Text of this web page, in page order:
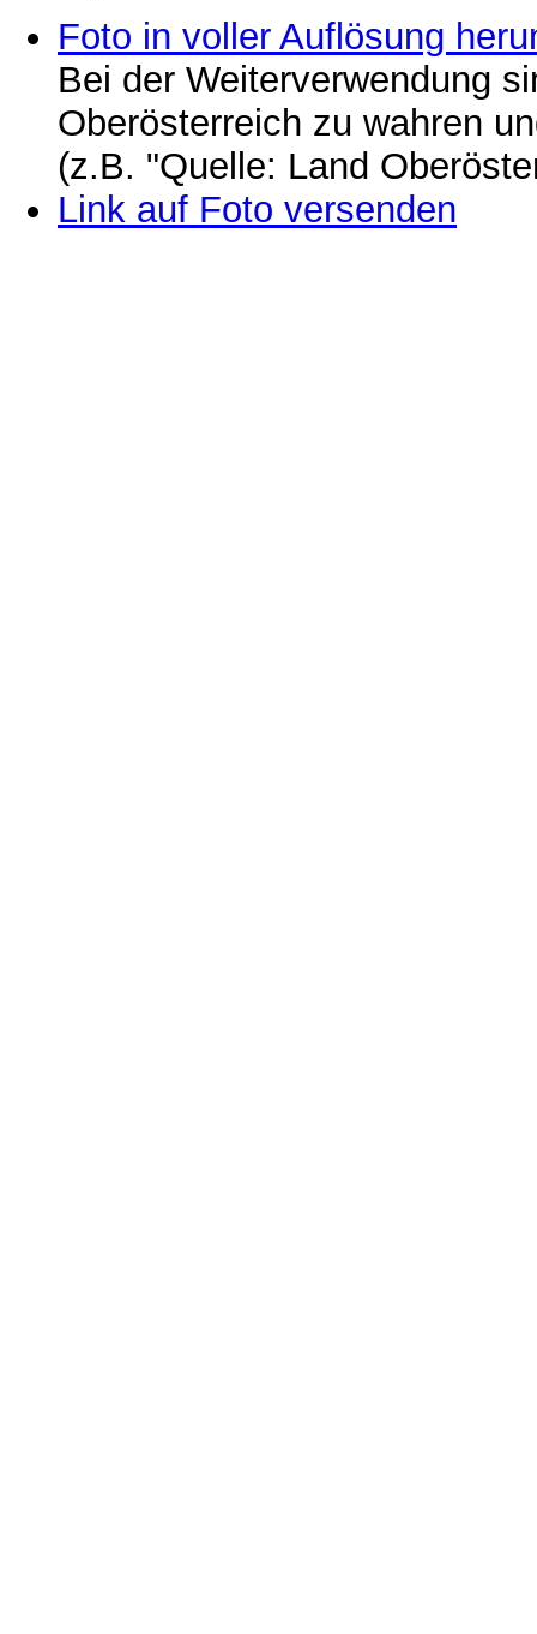
Foto in voller Auflösung
Bei der Weiterverwendung
Oberösterreich zu wahren
(z.B. "Quelle: Land
Link auf Foto versenden